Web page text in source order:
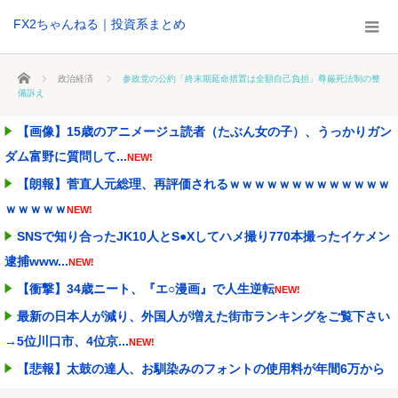
FX2ちゃんねる｜投資系まとめ
ホーム 政治経済
参政党の公約「終末期延命措置は全額自己負担」尊厳死法制の整
備訴え
【画像】15歳のアニメージュ読者（たぶん女の子）、うっかりガン
ダム富野に質問して...NEW!
【朗報】菅直人元総理、再評価されるｗｗｗｗｗｗｗｗｗｗｗｗｗ
ｗｗｗｗｗNEW!
SNSで知り合ったJK10人とS●Xしてハメ撮り770本撮ったイケメン
逮捕www...NEW!
【衝撃】34歳ニート、『エ○漫画』で人生逆転NEW!
最新の日本人が減り、外国人が増えた街市ランキングをご覧下さい
→5位川口市、4位京...NEW!
【悲報】太鼓の達人、お馴染みのフォントの使用料が年間6万から